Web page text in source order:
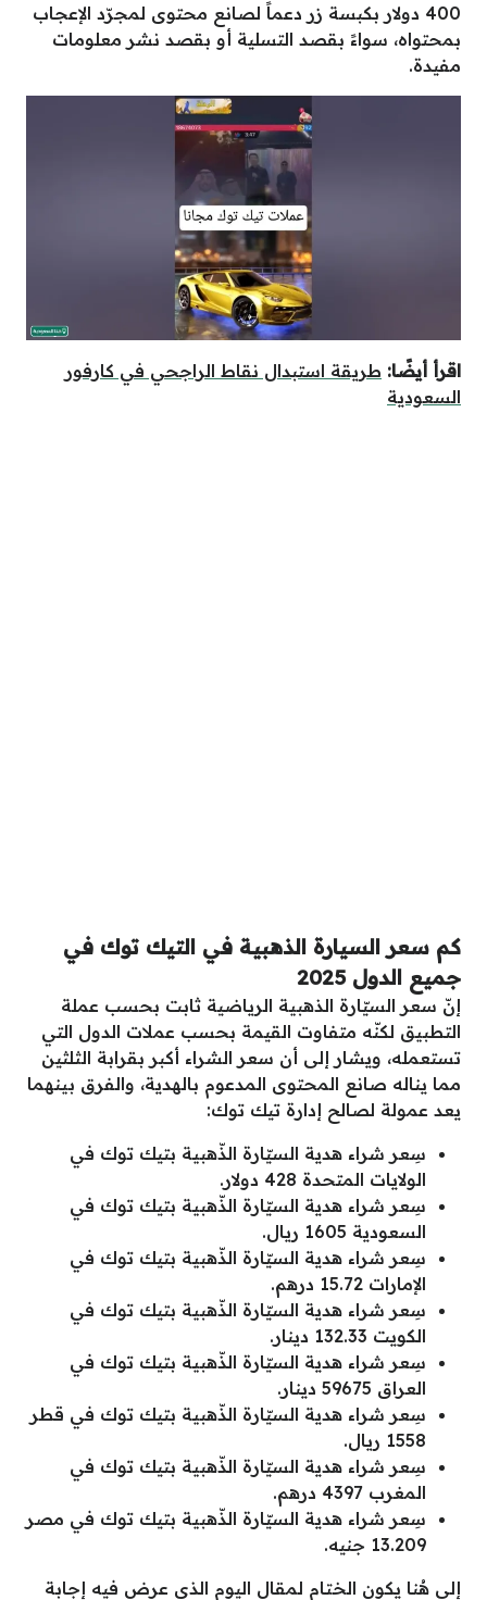
400 دولار بكبسة زر دعماً لصانع محتوى لمجرّد الإعجاب
بمحتواه، سواءً بقصد التسلية أو بقصد نشر معلومات
مفيدة.
اقرأ أيضًا: طريقة استبدال نقاط الراجحي في كارفور
السعودية
كم سعر السيارة الذهبية في التيك توك في
جميع الدول 2025
إنّ سعر السيّارة الذهبية الرياضية ثابت بحسب عملة
التطبيق لكنّه متفاوت القيمة بحسب عملات الدول التي
تستعمله، ويشار إلى أن سعر الشراء أكبر بقرابة الثلثين
مما يناله صانع المحتوى المدعوم بالهدية، والفرق بينهما
يعد عمولة لصالح إدارة تيك توك:
سِعر شراء هدية السيّارة الذّهبية بتيك توك في
الولايات المتحدة 428 دولار.
سِعر شراء هدية السيّارة الذّهبية بتيك توك في
السعودية 1605 ريال.
سِعر شراء هدية السيّارة الذّهبية بتيك توك في
الإمارات 15.72 درهم.
سِعر شراء هدية السيّارة الذّهبية بتيك توك في
الكويت 132.33 دينار.
سِعر شراء هدية السيّارة الذّهبية بتيك توك في
العراق 59675 دينار.
سِعر شراء هدية السيّارة الذّهبية بتيك توك في قطر
1558 ريال.
سِعر شراء هدية السيّارة الذّهبية بتيك توك في
المغرب 4397 درهم.
سِعر شراء هدية السيّارة الذّهبية بتيك توك في مصر
13.209 جنيه.
إلى هُنا يكون الختام لمقال اليوم الذي عرض فيه إجابة